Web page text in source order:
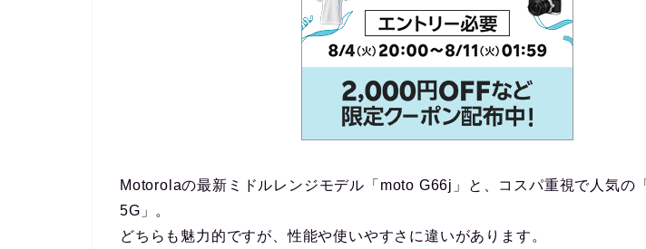
Motorolaの最新ミドルレンジモデル「 moto G66j 」と、コスパ重視で人気の「
5G 」。
どちらも魅力的ですが、性能や使いやすさに違いがあります。